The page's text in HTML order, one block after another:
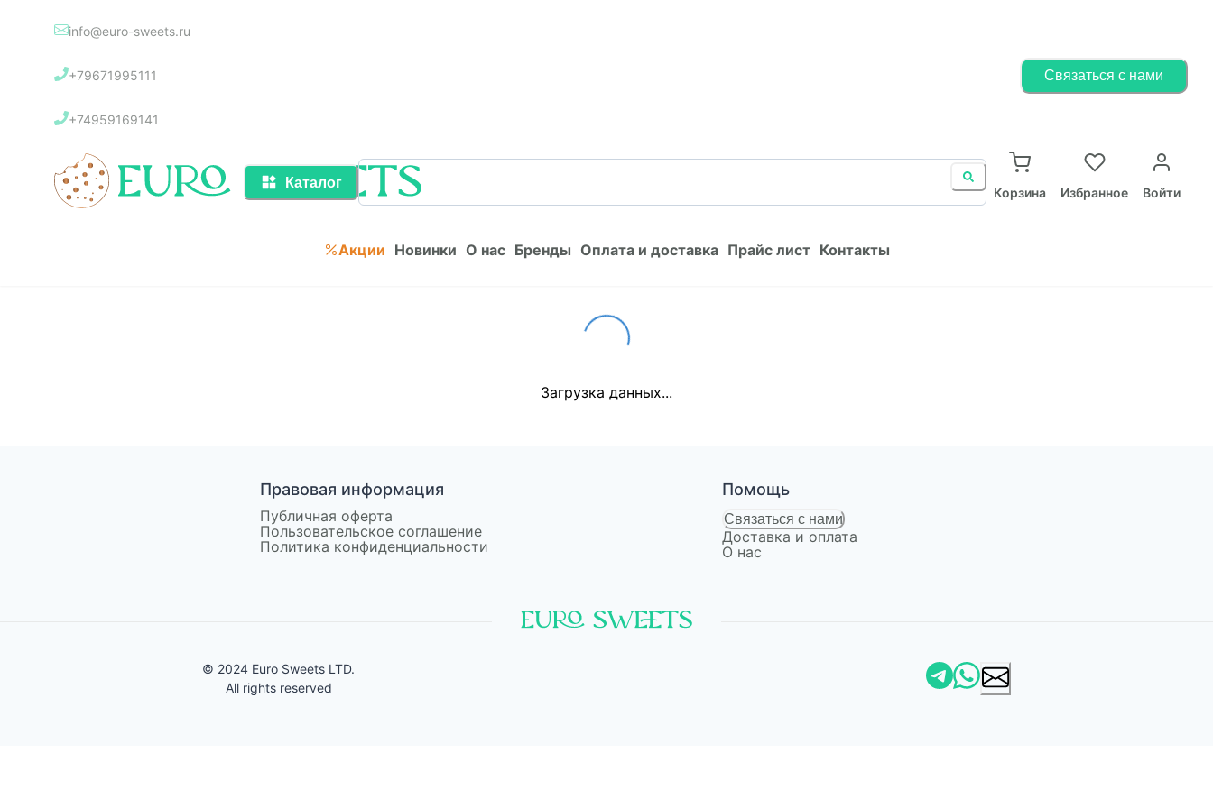
info@euro-sweets.ru
+79671995111
+74959169141
Связаться с нами
Каталог
Корзина Избранное Войти
Акции Новинки О нас Бренды Оплата и доставка Прайс лист Контакты
Loading...
Загрузка данных...
Правовая информация
Публичная оферта
Пользовательское соглашение
Политика конфиденциальности
Помощь
Связаться с нами
Доставка и оплата
О нас
© 2024 Euro Sweets LTD.
All rights reserved